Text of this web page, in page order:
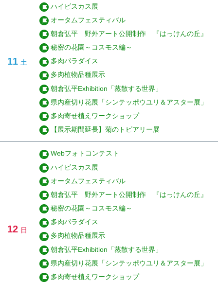
11 土
ハイビスカス展
オータムフェスティバル
朝倉弘平 野外アート公開制作 『はっけんの丘』
秘密の花園～コスモス編～
多肉パラダイス
多肉植物品種展示
朝倉弘平Exhibition「蒸散する世界」
県内産切り花展「シンテッポウユリ＆アスター展」
多肉寄せ植えワークショップ
【展示期間延長】菊のトピアリー展
12 日
Webフォトコンテスト
ハイビスカス展
オータムフェスティバル
朝倉弘平 野外アート公開制作 『はっけんの丘』
秘密の花園～コスモス編～
多肉パラダイス
多肉植物品種展示
朝倉弘平Exhibition「蒸散する世界」
県内産切り花展「シンテッポウユリ＆アスター展」
多肉寄せ植えワークショップ